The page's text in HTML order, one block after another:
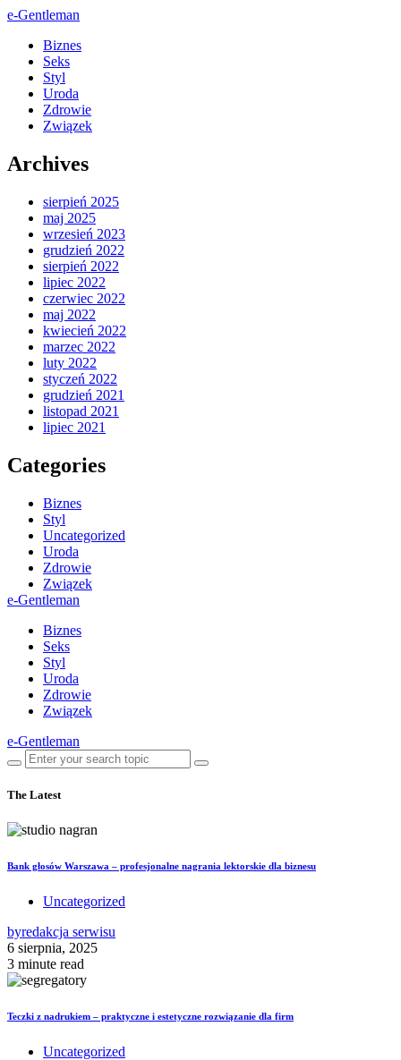
e-Gentleman
Biznes
Seks
Styl
Uroda
Zdrowie
Związek
Archives
sierpień 2025
maj 2025
wrzesień 2023
grudzień 2022
sierpień 2022
lipiec 2022
czerwiec 2022
maj 2022
kwiecień 2022
marzec 2022
luty 2022
styczeń 2022
grudzień 2021
listopad 2021
lipiec 2021
Categories
Biznes
Styl
Uncategorized
Uroda
Zdrowie
Związek
e-Gentleman
Biznes
Seks
Styl
Uroda
Zdrowie
Związek
e-Gentleman
The Latest
Bank głosów Warszawa – profesjonalne nagrania lektorskie dla biznesu
Uncategorized
byredakcja serwisu
6 sierpnia, 2025
3 minute read
Teczki z nadrukiem – praktyczne i estetyczne rozwiązanie dla firm
Uncategorized